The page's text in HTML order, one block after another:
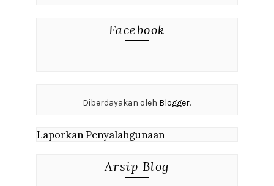
Facebook
Diberdayakan oleh Blogger.
Laporkan Penyalahgunaan
Arsip Blog